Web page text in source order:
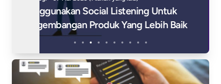
Etika Dalam Praktik Social Listening:
Mendengarkan Dengan Bertanggung
Jawab